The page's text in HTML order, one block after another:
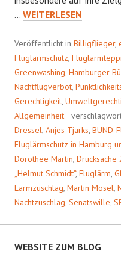
… ENTGELT(UN)ORDNUNG
WEITERLESEN
Veröffentlicht in Billigflieger,
Fluglärmschutz,
Greenwashing, Hamburger
Nachtflugverbot,
Gerechtigkeit,
Allgemeinheit
Dressel, Anjes Tjarks, BUND-
Fluglärmschutz in Hamburg
Dorothee Martin,
„Helmut Schmidt“, Fluglärm,
Lärmzuschlag, Martin Mosel,
Nachtzuschlag, Senatswille,
WEBSITE ZUM BLOG